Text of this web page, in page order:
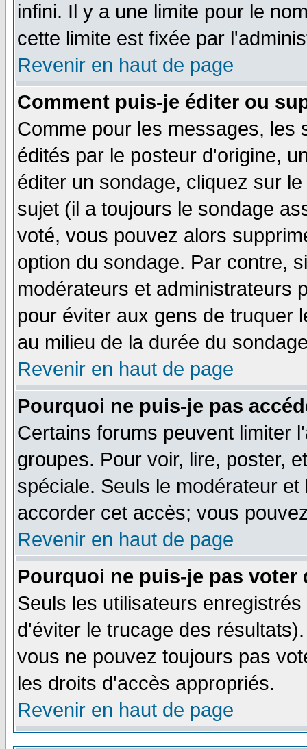
infini. Il y a une limite pour le
cette limite est fixée par
Revenir en haut de page
Comment puis-je éditer ou
Comme pour les messages, les
édités par le posteur d'origine,
éditer un sondage, cliquez sur
sujet (il a toujours le sondage
voté, vous pouvez alors
option du sondage. Par contre,
modérateurs et administrateurs
pour éviter aux gens de truquer
au milieu de la durée du
Revenir en haut de page
Pourquoi ne puis-je pas
Certains forums peuvent limiter
groupes. Pour voir, lire, poster,
spéciale. Seuls le modérateur
accorder cet accès; vous
Revenir en haut de page
Pourquoi ne puis-je pas voter
Seuls les utilisateurs
d'éviter le trucage des
vous ne pouvez toujours pas
les droits d'accès appropriés.
Revenir en haut de page